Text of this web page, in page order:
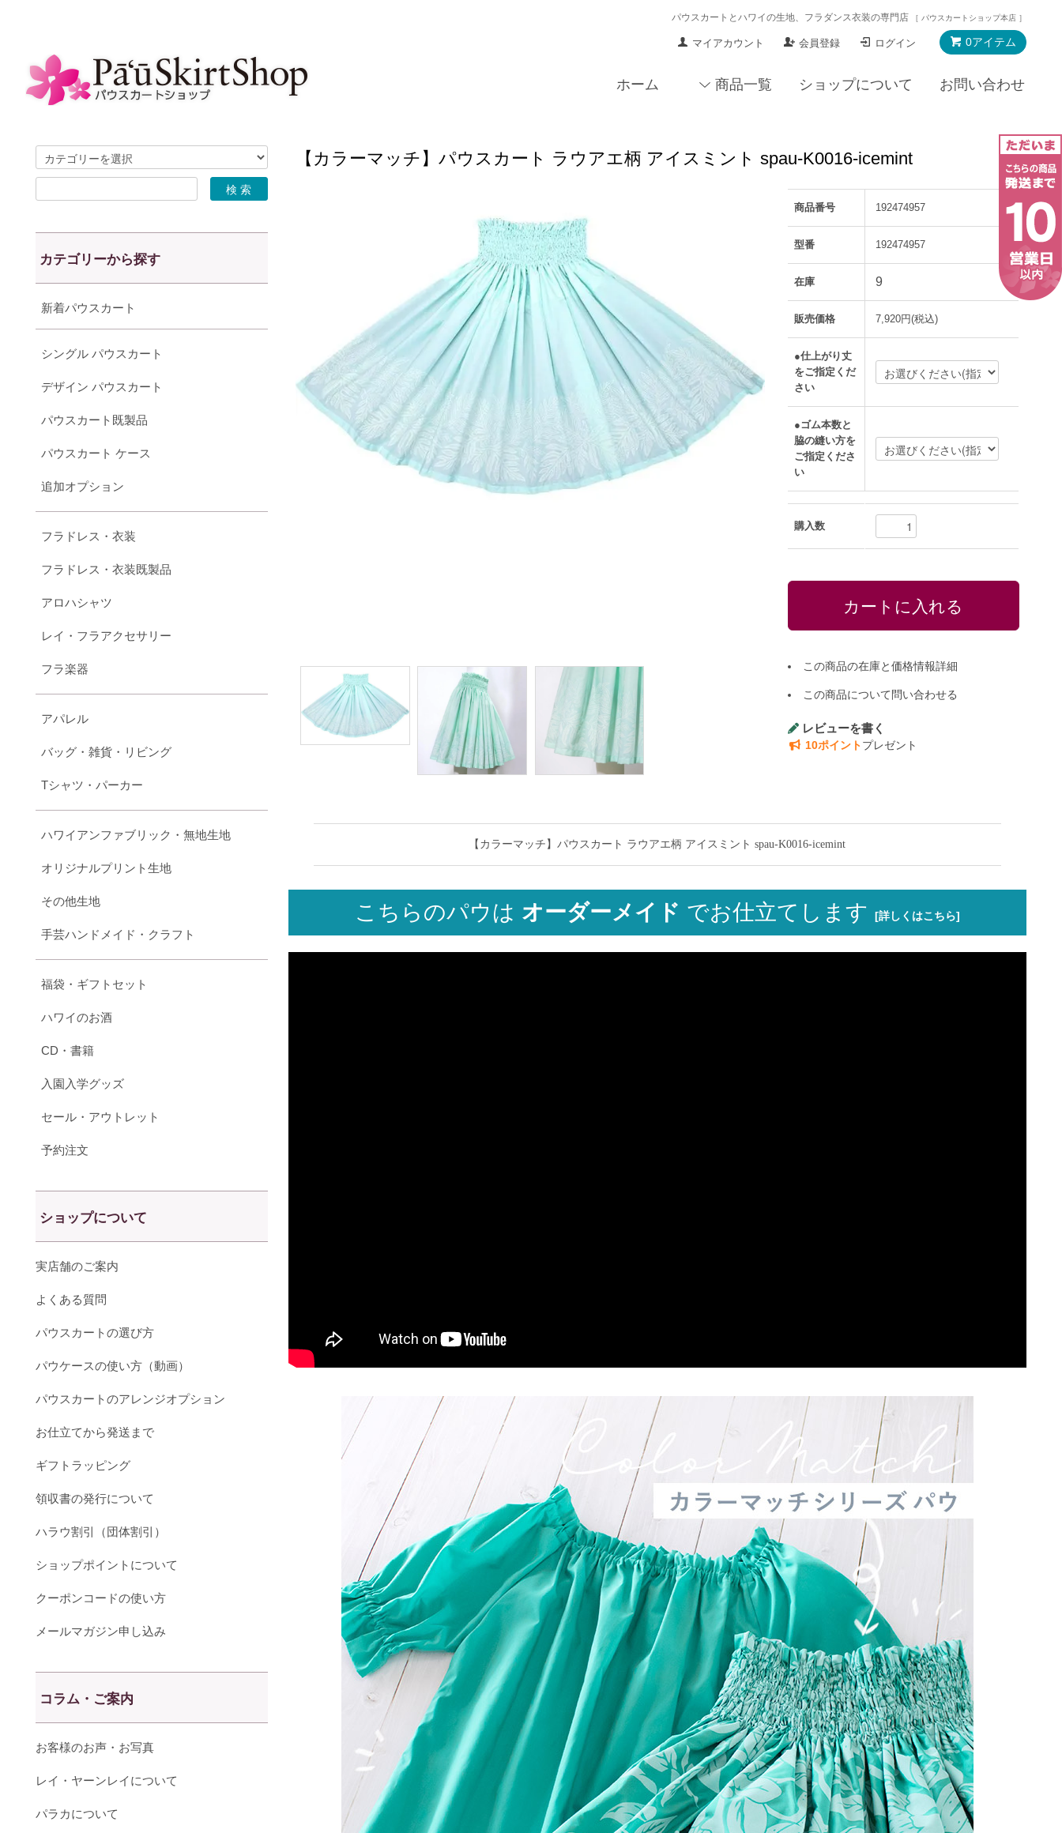
パウスカートとハワイの生地、フラダンス衣装の専門店 ［ パウスカートショップ本店 ］
0アイテム
マイアカウント 会員登録 ログイン
ホーム 商品一覧 ショップについて お問い合わせ
【カラーマッチ】パウスカート ラウアエ柄 アイスミント spau-K0016-icemint
商品番号 192474957
型番 192474957
在庫 9
販売価格 7,920円(税込)
●仕上がり丈
をご指定くだ
さい
●ゴム本数と
脇の縫い方を
ご指定くださ
い
購入数
この商品の在庫と価格情報詳細
この商品について問い合わせる
レビューを書く
10ポイントプレゼント
【カラーマッチ】パウスカート ラウアエ柄 アイスミント spau-K0016-icemint
こちらのパウは オーダーメイド でお仕立てします [詳しくはこちら]
カテゴリーから探す
新着パウスカート
シングル パウスカート
デザイン パウスカート
パウスカート既製品
パウスカート ケース
追加オプション
フラドレス・衣装
フラドレス・衣装既製品
アロハシャツ
レイ・フラアクセサリー
フラ楽器
アパレル
バッグ・雑貨・リビング
Tシャツ・パーカー
ハワイアンファブリック・無地生地
オリジナルプリント生地
その他生地
手芸ハンドメイド・クラフト
福袋・ギフトセット
ハワイのお酒
CD・書籍
入園入学グッズ
セール・アウトレット
予約注文
ショップについて
実店舗のご案内
よくある質問
パウスカートの選び方
パウケースの使い方（動画）
パウスカートのアレンジオプション
お仕立てから発送まで
ギフトラッピング
領収書の発行について
ハラウ割引（団体割引）
ショップポイントについて
クーポンコードの使い方
メールマガジン申し込み
コラム・ご案内
お客様のお声・お写真
レイ・ヤーンレイについて
パラカについて